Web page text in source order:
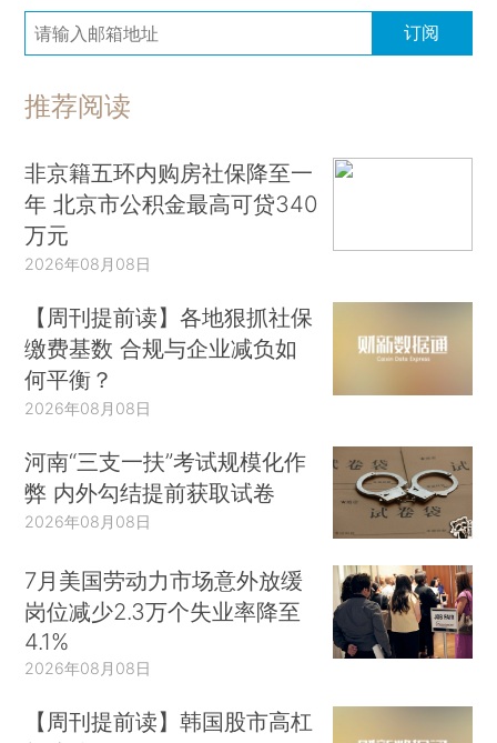
订阅
推荐阅读
非京籍五环内购房社保降至一
年 北京市公积金最高可贷340
万元
2026年08月08日
【周刊提前读】各地狠抓社保
缴费基数 合规与企业减负如
何平衡？
2026年08月08日
河南“三支一扶”考试规模化作
弊 内外勾结提前获取试卷
2026年08月08日
7月美国劳动力市场意外放缓
岗位减少2.3万个失业率降至
4.1%
2026年08月08日
【周刊提前读】韩国股市高杠